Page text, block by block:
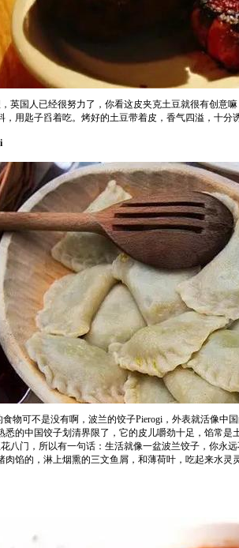
英国人已经很努力了，你看这皮夹克土豆就很有创意
用匙子舀着吃。烤好的土豆带着皮，香气四溢，十分
食物可不是没有啊，波兰的饺子Pierogi，外表就活像中
悉的中国饺子划清界限了，它的皮儿嚼劲十足，馅常
八门，所以有一句话：生活就像一盆波兰饺子，你永
肉馅的，淋上烟熏的三文鱼屑，和薄荷叶，吃起来水